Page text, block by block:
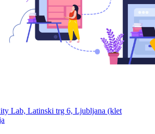
Lab, Latinski trg 6, Ljubljana (klet